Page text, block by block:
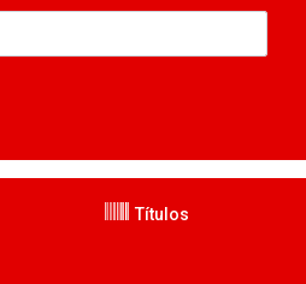
Títulos